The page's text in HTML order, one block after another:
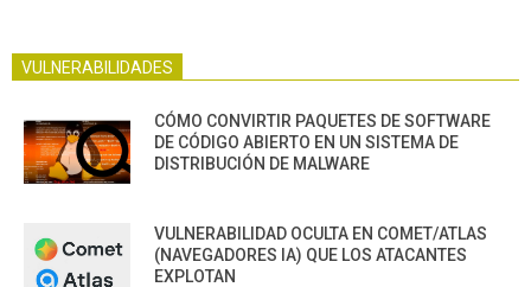
VULNERABILIDADES
CÓMO CONVIRTIR PAQUETES DE SOFTWARE
DE CÓDIGO ABIERTO EN UN SISTEMA DE
DISTRIBUCIÓN DE MALWARE
VULNERABILIDAD OCULTA EN COMET/ATLAS
(NAVEGADORES IA) QUE LOS ATACANTES
EXPLOTAN